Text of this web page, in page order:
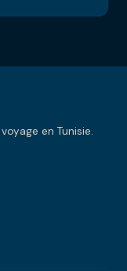
en Tunisie.